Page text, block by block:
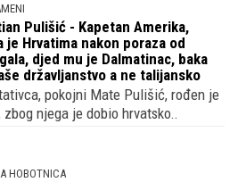
Pulišić - Kapetan Amerika,
je Hrvatima nakon poraza od
djed mu je Dalmatinac, baka
državljanstvo a ne talijansko
pokojni Mate Pulišić, rođen je
njega je dobio hrvatsko..
HOBOTNICA